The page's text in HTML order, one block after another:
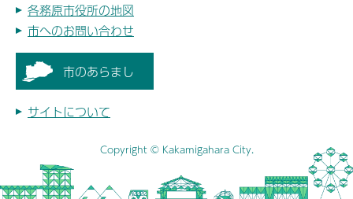
各務原市役所の地図
市へのお問い合わせ
市のあらまし
サイトについて
Copyright © Kakamigahara City.